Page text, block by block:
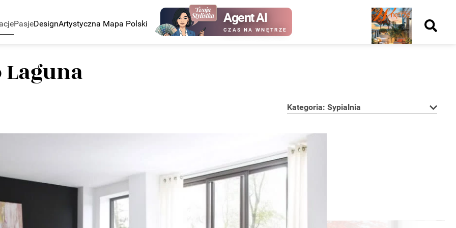
PasjeDesignArtystyczna Mapa Polski Agent AI
CZAS NA WNĘTRZE
Nowy
numer
kup ten
Kategoria: Sypialnia